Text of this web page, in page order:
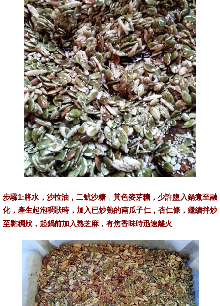
步驟1:將水，沙拉油，二號沙糖，黃色麥芽糖，少許鹽入鍋煮至融
化，產生起泡稠狀時，加入已炒熟的南瓜子仁，杏仁條，繼續拌炒
至黏稠狀，起鍋前加入熟芝麻，有焦香味時迅速離火